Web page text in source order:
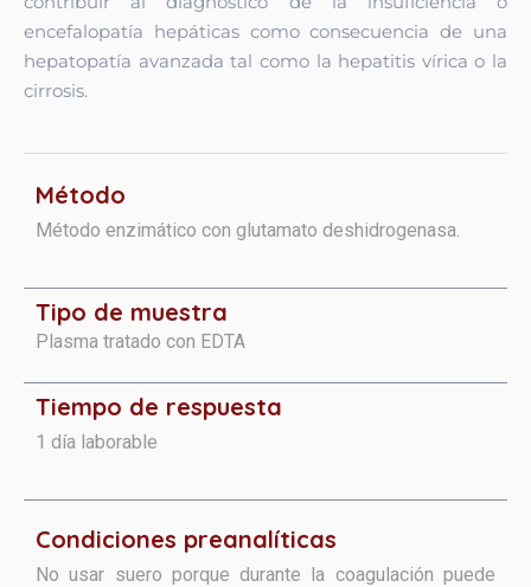
encefalopatía hepáticas como consecuencia de una
hepatopatía avanzada tal como la hepatitis vírica o la
cirrosis.
Método
Método enzimático con glutamato deshidrogenasa.
Tipo de muestra
Plasma tratado con EDTA
Tiempo de respuesta
1 día laborable
Condiciones preanalíticas
No usar suero porque durante la coagulación puede